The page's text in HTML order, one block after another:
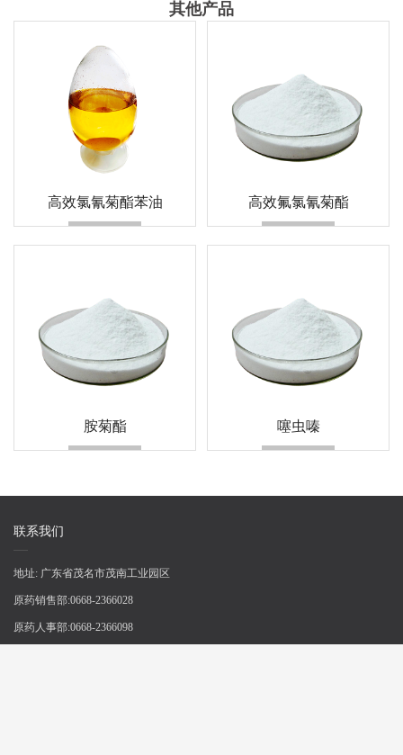
其他产品
高效氯氰菊酯苯油 高效氟氯氰菊酯
胺菊酯 噻虫嗪
联系我们
地址: 广东省茂名市茂南工业园区
原药销售部:0668-2366028
原药人事部:0668-2366098